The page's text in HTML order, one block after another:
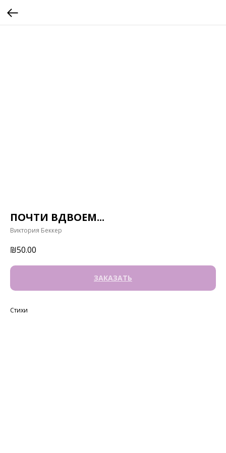
ПОЧТИ ВДВОЕМ...
Виктория Беккер
₪50.00
ЗАКАЗАТЬ
Стихи